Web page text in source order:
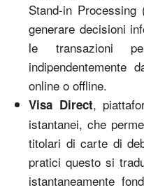
Stand-in
generare decisioni
le transazioni
online o offline.
Visa Direct,
istantanei, che
titolari di carte di
pratici questo si
istantaneamente